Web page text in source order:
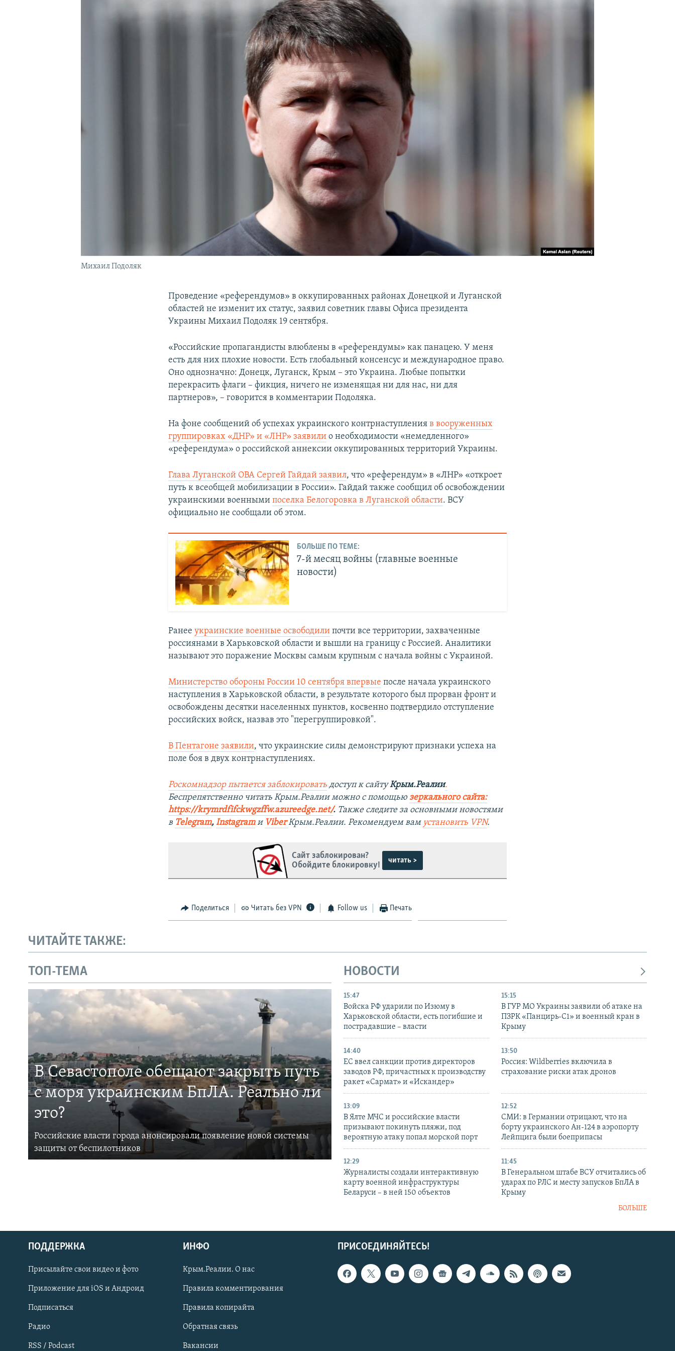
Українською
Qırımtatar
ПРИСОЕДИНЯЙТЕСЬ!
Михаил Подоляк
Проведение «референдумов» в оккупированных районах Донецкой и Луганской
областей не изменит их статус, заявил советник главы Офиса президента
Украины Михаил Подоляк 19 сентября.
«Российские пропагандисты влюблены в «референдумы» как панацею. У меня
есть для них плохие новости. Есть глобальный консенсус и международное право.
Оно однозначно: Донецк, Луганск, Крым – это Украина. Любые попытки
перекрасить флаги – фикция, ничего не изменящая ни для нас, ни для
партнеров», – говорится в комментарии Подоляка.
На фоне сообщений об успехах украинского контрнаступленияв вооруженных
группировках «ДНР» и «ЛНР» заявили о необходимости «немедленного»
«референдума» о российской аннексии оккупированных территорий Украины.
Глава Луганской ОВА Сергей Гайдай заявил, что «референдум» в «ЛНР» «откроет
путь к всеобщей мобилизации в России». Гайдай также сообщил об освобождении
украинскими военнымипоселка Белогоровка в Луганской области. ВСУ
официально не сообщали об этом.
БОЛЬШЕ ПО ТЕМЕ:
7-й месяц войны (главные военные
новости)
Ранееукраинские военные освободили почти все территории, захваченные
россиянами в Харьковской области и вышли на границу с Россией. Аналитики
называют это поражение Москвы самым крупным с начала войны с Украиной.
Министерство обороны России 10 сентября впервые после начала украинского
наступления в Харьковской области, в результате которого был прорван фронт и
освобождены десятки населенных пунктов, косвенно подтвердило отступление
российских войск, назвав это "перегруппировкой".
В Пентагоне заявили, что украинские силы демонстрируют признаки успеха на
поле боя в двух контрнаступлениях.
Роскомнадзор пытается заблокировать доступ к сайтуКрым.Реалии.
Беспрепятственно читать Крым.Реалии можно с помощьюзеркального сайта:
https://krymrdfifckwgzffw.azureedge.net/. ​ Также следите за основными новостями
в Telegram, Instagram и ViberКрым.Реалии. Рекомендуем вам установить VPN.
Сайт заблокирован?
Обойдите блокировку!
читать >
Поделиться Читать без VPN Follow us Печать
ЧИТАЙТЕ ТАКЖЕ:
ТОП-ТЕМА
В Севастополе обещают закрыть путь
с моря украинским БпЛА. Реально ли
это?
Российские власти города анонсировали появление новой системы
защиты от беспилотников
НОВОСТИ
15:47
Войска РФ ударили по Изюму в
Харьковской области, есть погибшие и
пострадавшие – власти
15:15
В ГУР МО Украины заявили об атаке на
ПЗРК «Панцирь-С1» и военный кран в
Крыму
14:40
ЕС ввел санкции против директоров
заводов РФ, причастных к производству
ракет «Сармат» и «Искандер»
13:50
Россия: Wildberries включила в
страхование риски атак дронов
13:09
В Ялте МЧС и российские власти
призывают покинуть пляжи, под
вероятную атаку попал морской порт
12:52
СМИ: в Германии отрицают, что на
борту украинского Ан-124 в аэропорту
Лейпцига были боеприпасы
12:29
Журналисты создали интерактивную
карту военной инфраструктуры
Беларуси – в ней 150 объектов
11:45
В Генеральном штабе ВСУ отчитались об
ударах по РЛС и месту запусков БпЛА в
Крыму
БОЛЬШЕ
ПРИСОЕДИНЯЙТЕСЬ!
ПОДДЕРЖКА
Присылайте свои видео и фото
Приложение для iOS и Андроид
Подписаться
Радио
RSS / Podcast
ИНФО
Крым.Реалии. О нас
Правила комментирования
Правила копирайта
Обратная связь
Вакансии